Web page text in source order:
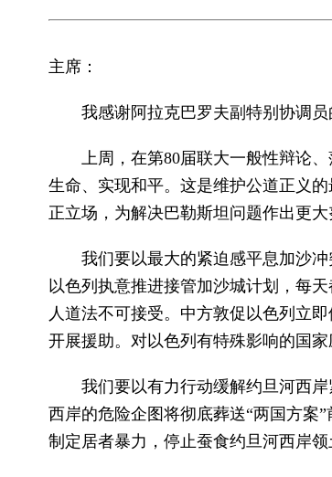
主席：
我感谢阿拉克巴罗夫副特别协调员
上周，在第80届联大一般性辩论
生命、实现和平。这是维护公道正义
正立场，为解决巴勒斯坦问题作出更大
我们要以最大的紧迫感平息加沙
以色列执意推进接管加沙城计划，每
人道法不可接受。中方敦促以色列立
开展援助。对以色列有特殊影响的国家
我们要以有力行动缓解约旦河西
西岸的危险企图将彻底葬送“两国方案
制定居者暴力，停止蚕食约旦河西岸